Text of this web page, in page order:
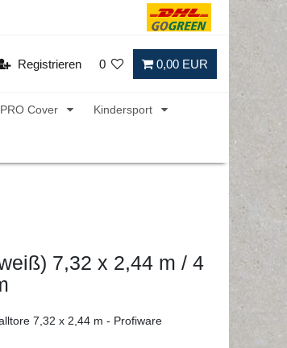
Registrieren 0 0,00 EUR
Cover Kindersport
7,32 x 2,44 m / 4
7,32 x 2,44 m - Profiware